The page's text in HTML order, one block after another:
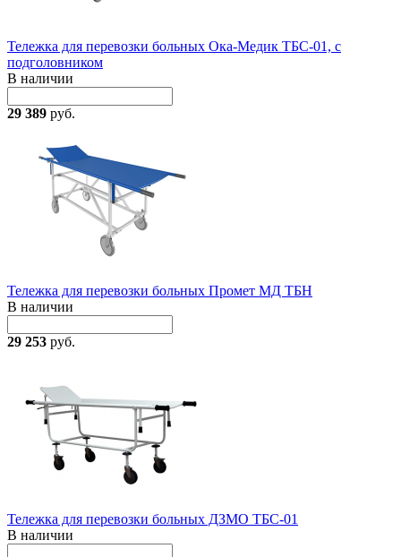
Тележка для перевозки больных Ока-Медик ТБС-01, с
подголовником
В наличии
29 389 руб.
Тележка для перевозки больных Промет МД ТБН
В наличии
29 253 руб.
Тележка для перевозки больных ДЗМО ТБС-01
В наличии